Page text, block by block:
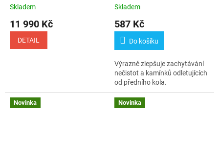
Skladem
11 990 Kč
DETAIL
Skladem
587 Kč
Do košíku
Výrazně zlepšuje zachytávání
nečistot a kamínků odletujících
od předního kola.
Novinka Novinka